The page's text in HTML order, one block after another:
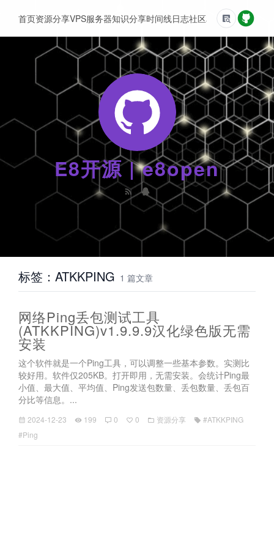
E8开源 | e8open
首页资源分享VPS服务器知识分享时间线日志社区友情链接
标签：ATKKPING 1 篇文章
网络Ping丢包测试工具
(ATKKPING)v1.9.9.9汉化绿色版无需
安装
这个软件就是一个Ping工具，可以调整一些基本参数。实测比
较好用。软件仅205KB。打开即用，无需安装。会统计Ping最
小值、最大值、平均值、Ping发送包数量、丢包数量、丢包百
分比等信息。...
2024-12-23 199 0 0 资源分享
#ATKKPING
#Ping